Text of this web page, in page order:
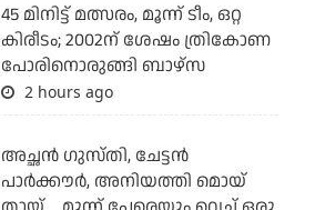
45 മിനിട്ട് മത്സരം, മൂന്ന് ടീം, ഒറ്റ
കിരീടം; 2002ന് ശേഷം ത്രികോണ
പോരിനൊരുങ്ങി ബാഴ്‌സ
2 hours ago
അച്ഛന്‍ ഗുസ്തി, ചേട്ടന്‍
പാര്‍ക്കൗര്‍, അനിയത്തി മൊയ്